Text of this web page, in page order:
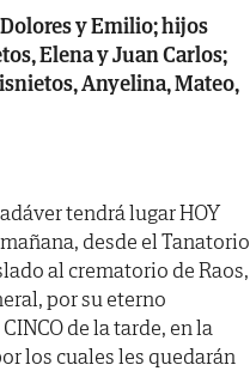
y Emilio; hijos
Elena y Juan Carlos;
Anyelina, Mateo,
tendrá lugar HOY
desde el Tanatorio
al crematorio de Raos,
por su eterno
de la tarde, en la
los cuales les quedarán